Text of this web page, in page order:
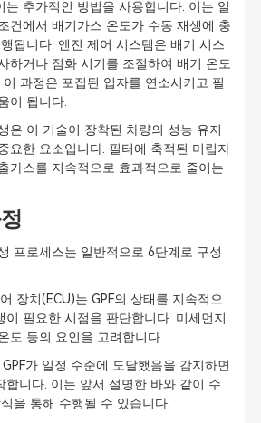
는 추가적인 방법을 사용합니다. 이는 일
건에서 배기가스 온도가 수동 재생에 충
됩니다. 엔진 제어 시스템은 배기 시스
하거나 점화 시기를 조절하여 배기 온도
과정은 포집된 입자를 연소시키고 필
이 됩니다.
은 이 기술이 장착된 차량의 성능 유지
요한 요소입니다. 필터에 축적된 미립자
가스를 지속적으로 효과적으로 줄이는
프로세스는 일반적으로 6단계로 구성
장치(ECU)는 GPF의 상태를 지속적으
이 필요한 시점을 판단합니다. 미세먼지
도 등의 요인을 고려합니다.
가 일정 수준에 도달했음을 감지하면
합니다. 이는 앞서 설명한 바와 같이 수
을 통해 수행될 수 있습니다.